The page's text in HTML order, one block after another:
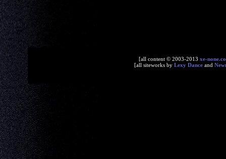
[all content © 2003-2013 xe-
[all siteworks by Lexy Danceand